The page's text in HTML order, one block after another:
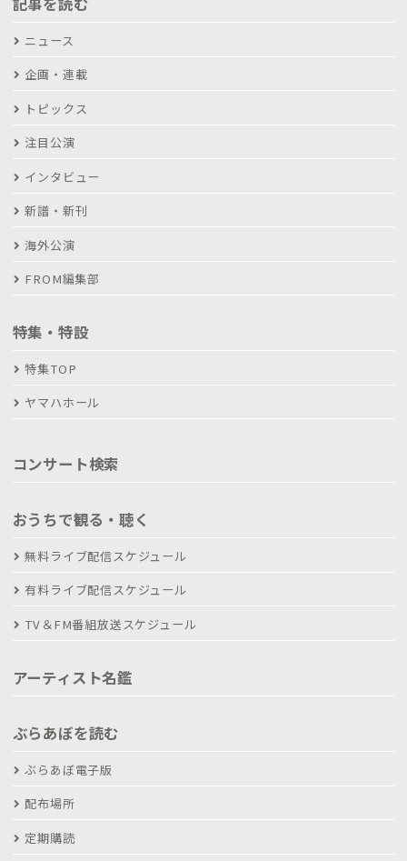
ニュース
企画・連載
トピックス
注目公演
インタビュー
新譜・新刊
海外公演
FROM編集部
特集・特設
特集TOP
ヤマハホール
コンサート検索
おうちで観る・聴く
無料ライブ配信スケジュール
有料ライブ配信スケジュール
TV＆FM番組放送スケジュール
アーティスト名鑑
ぶらあぼを読む
ぶらあぼ電子版
配布場所
定期購読